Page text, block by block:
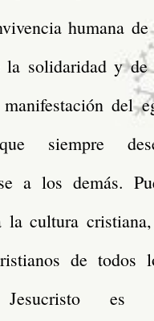
humana
la solidaridad y de
del
siempre
a los demás.
cultura
de todos
Jesucristo es